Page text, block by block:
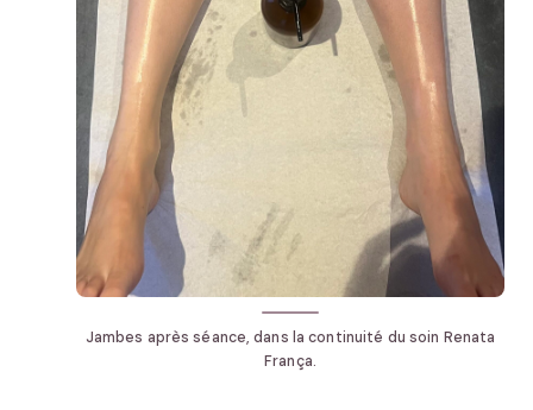
Jambes après séance, dans la continuité du soin Renata
França.